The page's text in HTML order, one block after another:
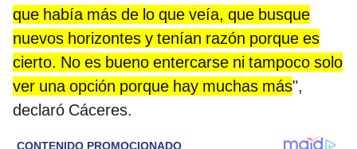
que había más de lo que veía, que busque
nuevos horizontes y tenían razón porque es
cierto. No es bueno entercarse ni tampoco solo
ver una opción porque hay muchas más",
declaró Cáceres.